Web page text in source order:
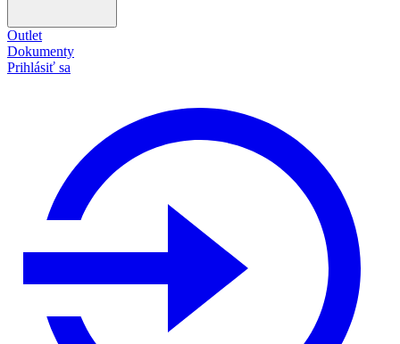
Outlet
Dokumenty
Prihlásiť sa